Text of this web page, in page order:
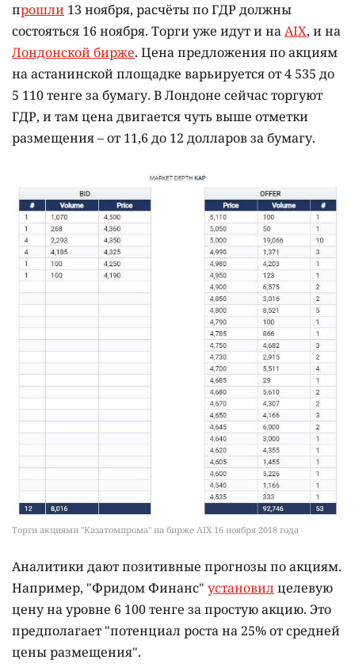
прошли 13 ноября, расчёты по ГДР должны
состояться 16 ноября. Торги уже идут и наAIX, и на
Лондонской бирже. Цена предложения по акциям
на астанинской площадке варьируется от 4 535 до
5 110 тенге за бумагу. В Лондоне сейчас торгуют
ГДР, и там цена двигается чуть выше отметки
размещения – от 11,6 до 12 долларов за бумагу.
Торги акциями "Казатомпрома" на бирже AIX 16 ноября 2018 года
Аналитики дают позитивные прогнозы по акциям.
Например, "Фридом Финанс" установилцелевую
цену на уровне 6 100 тенге за простую акцию. Это
предполагает "потенциал роста на 25% от средней
цены размещения".